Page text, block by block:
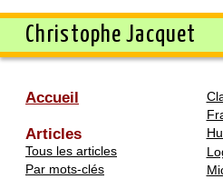
Christophe Jacquet
Accueil
Articles
Tous les articles
Par mots-clés